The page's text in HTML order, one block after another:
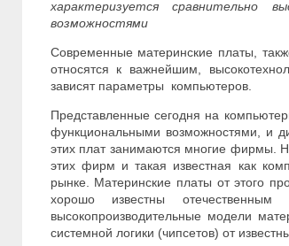
характеризуется сравнительно
возможностями
Современные материнские платы,
относятся к важнейшим,
зависят параметры компьютеров.
Представленные сегодня на
функциональными возможностями, и
этих плат занимаются многие фирмы.
этих фирм и такая известная как
рынке. Материнские платы от этого
хорошо известны
высокопроизводительные модели
системной логики (чипсетов) от